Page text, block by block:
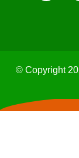
© Copyright